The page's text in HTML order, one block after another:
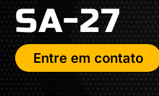
SA-27
Entre em contato